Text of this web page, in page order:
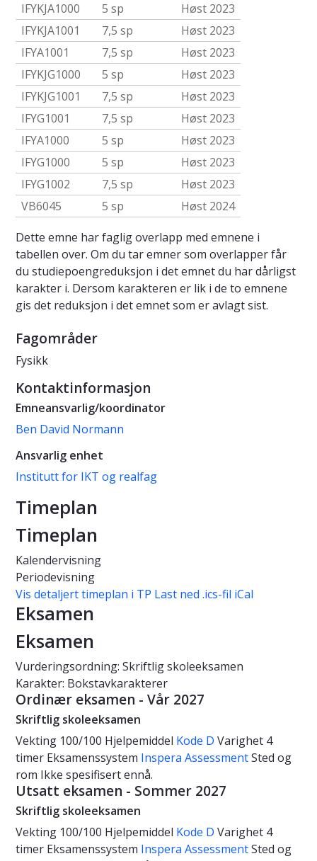
IFYKJA1000
5 sp
Høst 2023
IFYKJA1001
7,5 sp
Høst 2023
IFYA1001
7,5 sp
Høst 2023
IFYKJG1000
5 sp
Høst 2023
IFYKJG1001
7,5 sp
Høst 2023
IFYG1001
7,5 sp
Høst 2023
IFYA1000
5 sp
Høst 2023
IFYG1000
5 sp
Høst 2023
IFYG1002
7,5 sp
Høst 2023
VB6045
5 sp
Høst 2024
Dette emne har faglig overlapp med emnene i
tabellen over. Om du tar emner som overlapper får
du studiepoengreduksjon i det emnet du har dårligst
karakter i. Dersom karakteren er lik i de to emnene
gis det reduksjon i det emnet som er avlagt sist.
Fagområder
Fysikk
Kontaktinformasjon
Emneansvarlig/koordinator
Ben David Normann
Ansvarlig enhet
Institutt for IKT og realfag
Timeplan
Timeplan
Kalendervisning
Periodevisning
Vis detaljert timeplan i TP Last ned .ics-fil iCal
Eksamen
Eksamen
Vurderingsordning: Skriftlig skoleeksamen
Karakter: Bokstavkarakterer
Ordinær eksamen - Vår 2027
Skriftlig skoleeksamen
Vekting 100/100 Hjelpemiddel Kode D Varighet 4
timer Eksamenssystem Inspera AssessmentSted og
rom Ikke spesifisert ennå.
Utsatt eksamen - Sommer 2027
Skriftlig skoleeksamen
Vekting 100/100 Hjelpemiddel Kode D Varighet 4
timer Eksamenssystem Inspera AssessmentSted og